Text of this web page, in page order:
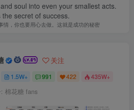
soul into even your smallest acts.
the secret of success.
情，你也要用心去做。这就是成功的秘密
关注
1.5W+ 991 422 435W+
棉花糖 fans